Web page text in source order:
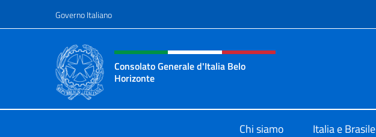
Governo Italiano
Intestazione sito, social e menù
Consolato Generale d'Italia Belo
Horizonte
Chi siamo Italia e Brasile